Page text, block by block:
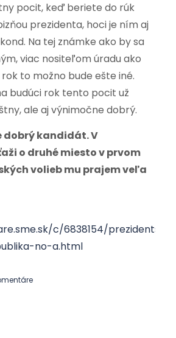
pocit, keď beriete do rúk
prezidenta, hoci je ním aj
Na tej známke ako by sa
viac nositeľom úradu ako
to možno bude ešte iné.
budúci rok tento pocit už
ale aj výnimočne dobrý.
dobrý kandidát. V
o druhé miesto v prvom
volieb mu prajem veľa
c/6838154/prezidentsky-
no-a.html